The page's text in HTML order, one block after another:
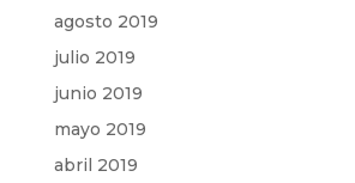
agosto 2019
julio 2019
junio 2019
mayo 2019
abril 2019